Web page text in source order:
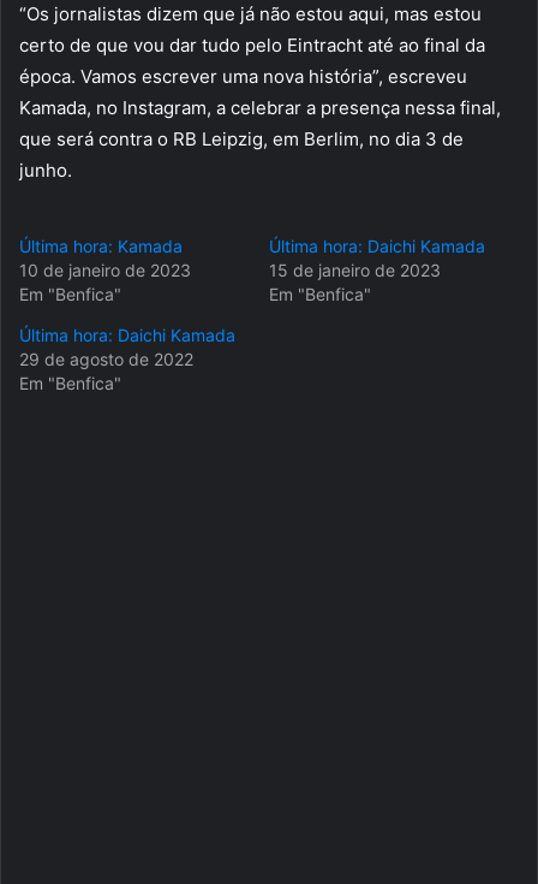
“Os jornalistas dizem que já não estou aqui, mas estou
certo de que vou dar tudo pelo Eintracht até ao final da
época. Vamos escrever uma nova história”, escreveu
Kamada, no Instagram, a celebrar a presença nessa final,
que será contra o RB Leipzig, em Berlim, no dia 3 de
junho.
Última hora: Kamada
10 de janeiro de 2023
Em "Benfica"
Última hora: Daichi Kamada
15 de janeiro de 2023
Em "Benfica"
Última hora: Daichi Kamada
29 de agosto de 2022
Em "Benfica"